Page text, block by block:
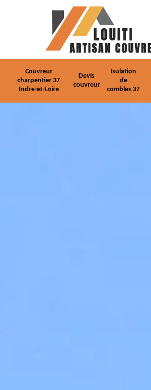
Couvreur
charpentier 37
Indre-et-Loire
Devis
couvreur
Isolation
de
combles 37